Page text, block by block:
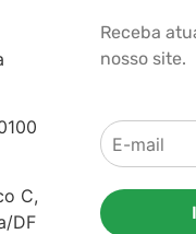
C,
DF
Receba
nosso site.